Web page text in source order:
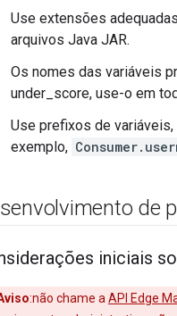
Use extensões
arquivos Java JAR.
Os nomes das variáveis
under_score, use-o em
Use prefixos de
exemplo,
de
iniciais
:não chame a API Edge